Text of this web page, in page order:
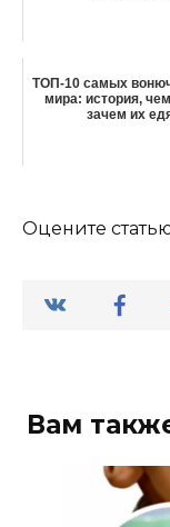
ТОП-10 самых
мира: история,
зачем их
Оцените
Вам